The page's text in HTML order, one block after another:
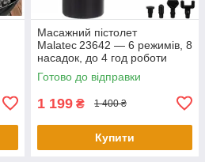
Масажний пістолет
Malatec 23642 — 6 режимів, 8
насадок, до 4 год роботи
Готово до відправки
1 199 ₴ 1 400 ₴
Купити